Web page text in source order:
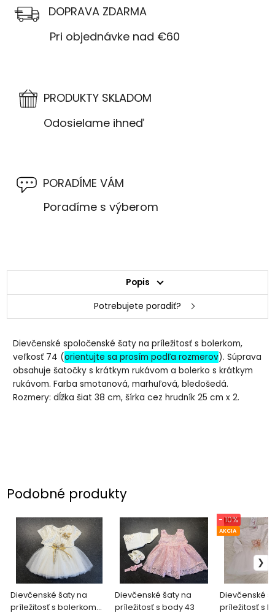
DOPRAVA ZDARMA
Pri objednávke nad €60
PRODUKTY SKLADOM
Odosielame ihneď
PORADÍME VÁM
Poradíme s výberom
Popis
Potrebujete poradiť?
Dievčenské spoločenské šaty na príležitosť s bolerkom,
veľkosť 74 (orientujte sa prosím podľa rozmerov). Súprava
obsahuje šatočky s krátkym rukávom a bolerko s krátkym
rukávom. Farba smotanová, marhuľová, bledošedá.
Rozmery: dĺžka šiat 38 cm, šírka cez hrudník 25 cm x 2.
Podobné produkty
Dievčenské šaty na
príležitosť s bolerkom
Dievčenské šaty na
príležitosť s body 43
Dievčenské
príležitosť s
AKCIA
- 10%